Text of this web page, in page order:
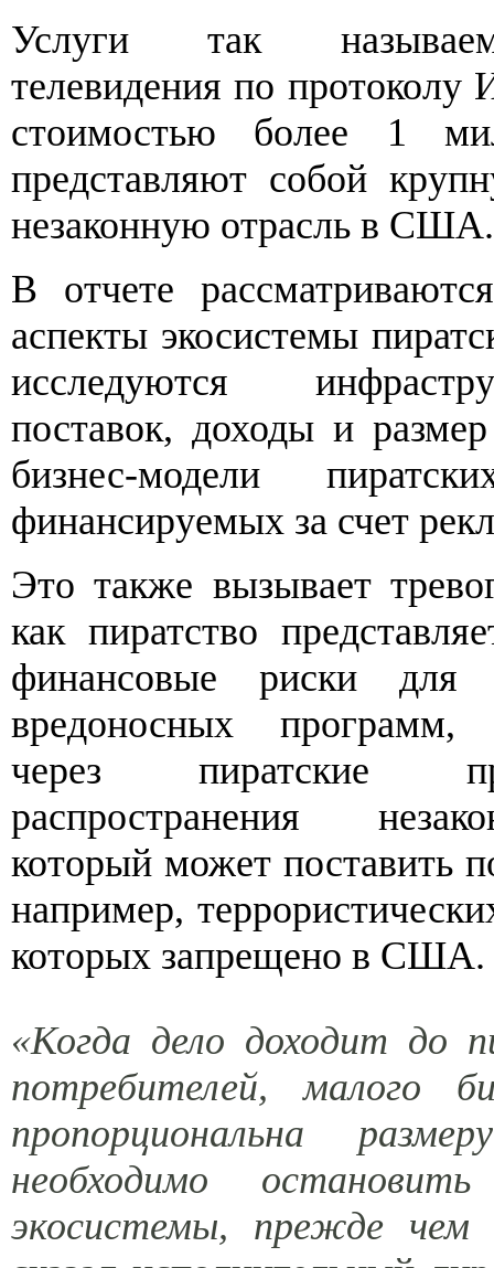
Услуги так
телевидения по протоколу
стоимостью более 1
представляют собой
незаконную отрасль в
В отчете
аспекты экосистемы
исследуются
поставок, доходы и
бизнес-модели
финансируемых за счет
Это также вызывает
как пиратство
финансовые риски для
вредоносных программ,
через пиратские
распространения
который может поставить
например,
которых запрещено в США.
«Когда дело доходит до
потребителей, малого
пропорциональна
необходимо
экосистемы, прежде